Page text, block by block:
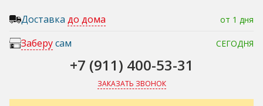
Доставка до дома от 1 дня
Заберусам СЕГОДНЯ
+7 (911) 400-53-31
ЗАКАЗАТЬ ЗВОНОК